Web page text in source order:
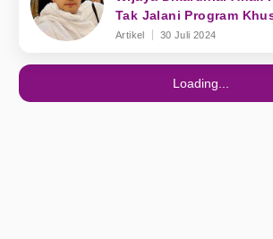
Tak Jalani Program
Artikel 30 Juli 2024
Loading...